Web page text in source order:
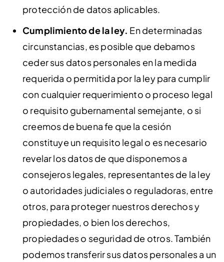
protección de datos aplicables.
Cumplimiento de la ley. En determinadas
circunstancias, es posible que debamos
ceder sus datos personales en la medida
requerida o permitida por la ley para cumplir
con cualquier requerimiento o proceso legal
o requisito gubernamental semejante, o si
creemos de buena fe que la cesión
constituye un requisito legal o es necesario
revelar los datos de que disponemos a
consejeros legales, representantes de la ley
o autoridades judiciales o reguladoras, entre
otros, para proteger nuestros derechos y
propiedades, o bien los derechos,
propiedades o seguridad de otros. También
podemos transferir sus datos personales a un